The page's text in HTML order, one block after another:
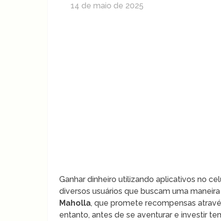
14 de maio de 2025
Ganhar dinheiro utilizando aplicativos no
diversos usuários que buscam uma
Maholla, que promete recompensas
entanto, antes de se aventurar e investir